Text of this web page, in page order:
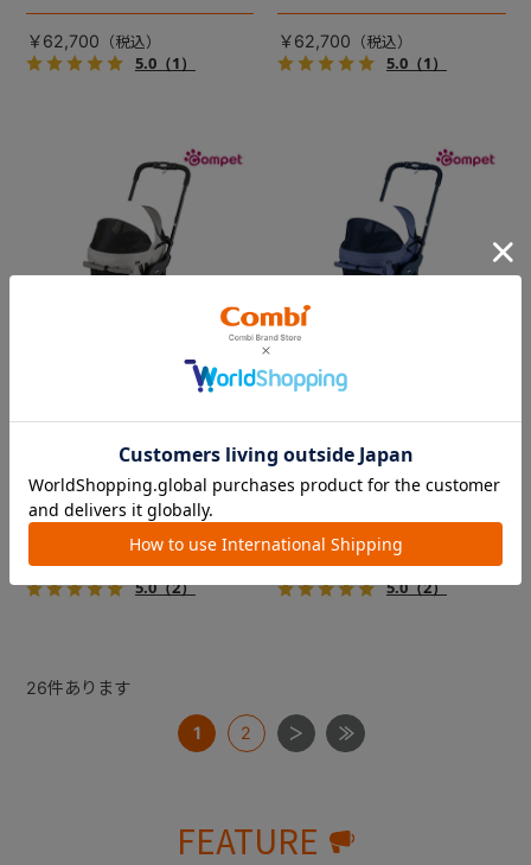
キャビン着脱タイプが新登
場！
￥62,700
5.0（1）
キャビン着脱タイプが新登
場！
￥62,700
5.0（1）
新色登場！幌はファスナー式
でラクラク開閉でき、ワンち
ゃんやネコちゃんの抜け出し
を防止！キャリー部前面にメ
ッシュがプラスされた通気性
￥39,600
5.0（2）
ルファ
新色登場！幌はファスナー式
ゃんやネコちゃんの抜け出し
を防止！キャリー部前面にメ
ッシュがプラスされた通気性
￥39,600
5.0（2）
26件あります
1 2
FEATURE